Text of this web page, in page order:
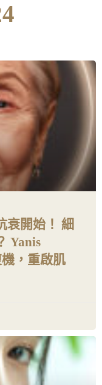
衰開始！ 細
Yanis
，重啟肌